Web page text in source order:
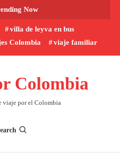
Now
villa de leyva en bus
Colombia viaje familiar
Colombia
viaje por el Colombia